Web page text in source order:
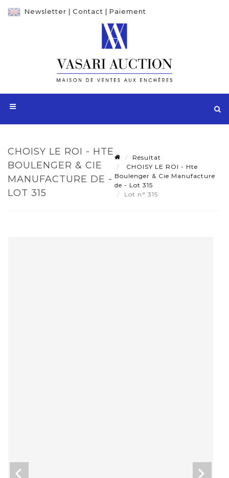
Newsletter | Contact | Paiement
CHOISY LE ROI - HTE
BOULENGER & CIE
MANUFACTURE DE -
LOT 315
Résultat
CHOISY LE ROI - Hte
Boulenger & Cie Manufacture
de - Lot 315
Lot n° 315